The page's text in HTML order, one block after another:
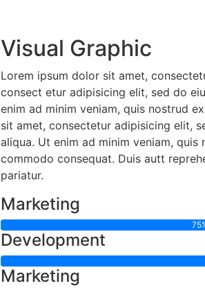
Visual Graphic
Lorem ipsum dolor sit amet,
consect etur adipisicing elit, sed do
enim ad minim veniam, quis nostrud
sit amet, consectetur adipisicing elit,
aliqua. Ut enim ad minim veniam,
commodo consequat. Duis autt
pariatur.
Marketing
Development
Marketing